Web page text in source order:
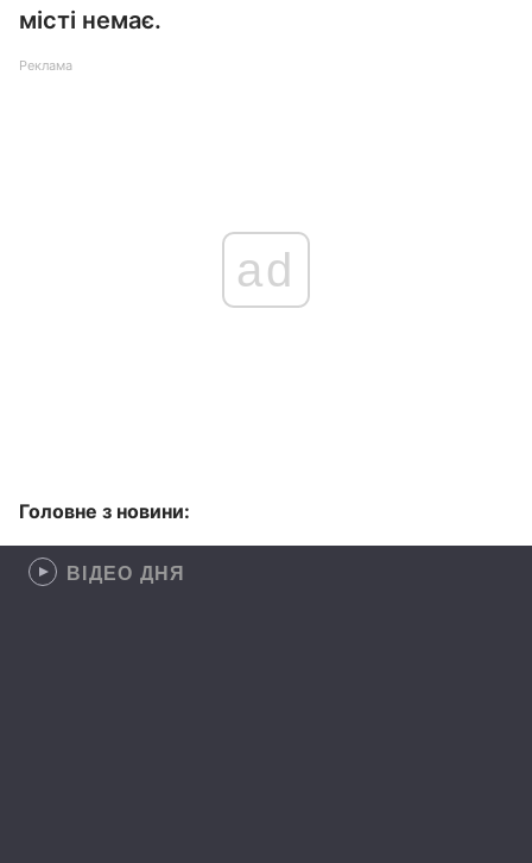
місті немає.
Реклама
ad
Головне з новини:
ВІДЕО ДНЯ